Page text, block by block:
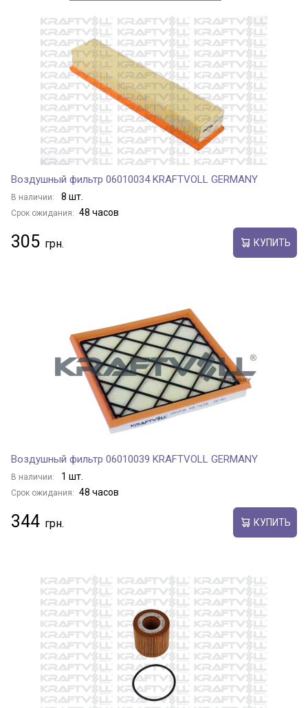
Воздушный фильтр 06010034 KRAFTVOLL GERMANY
В наличии: 8 шт.
Срок ожидания: 48 часов
305 КУПИТЬ
Воздушный фильтр 06010039 KRAFTVOLL GERMANY
В наличии: 1 шт.
Срок ожидания: 48 часов
344 КУПИТЬ